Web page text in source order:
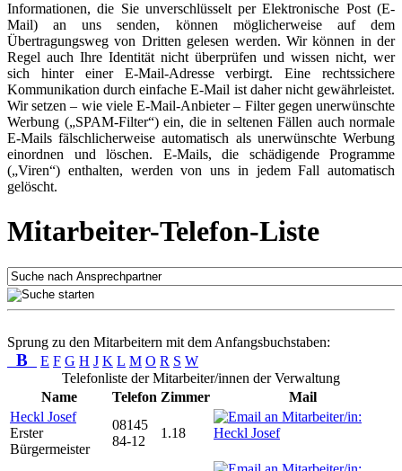
Informationen, die Sie unverschlüsselt per Elektronische Post (E-
Mail) an uns senden, können möglicherweise auf dem
Übertragungsweg von Dritten gelesen werden. Wir können in der
Regel auch Ihre Identität nicht überprüfen und wissen nicht, wer
sich hinter einer E-Mail-Adresse verbirgt. Eine rechtssichere
Kommunikation durch einfache E-Mail ist daher nicht gewährleistet.
Wir setzen – wie viele E-Mail-Anbieter – Filter gegen unerwünschte
Werbung („SPAM-Filter“) ein, die in seltenen Fällen auch normale
E-Mails fälschlicherweise automatisch als unerwünschte Werbung
einordnen und löschen. E-Mails, die schädigende Programme
(„Viren“) enthalten, werden von uns in jedem Fall automatisch
gelöscht.
Mitarbeiter-Telefon-Liste
Sprung zu den Mitarbeitern mit dem Anfangsbuchstaben:
B E F G H J K L M O R S W
Telefonliste der Mitarbeiter/innen der Verwaltung
Name
Telefon Zimmer
Mail
Heckl Josef
Erster
Bürgermeister
08145
84-12
1.18